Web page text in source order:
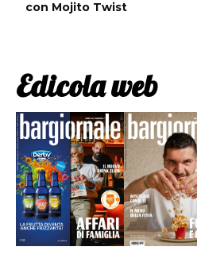
con Mojito Twist
Edicola web